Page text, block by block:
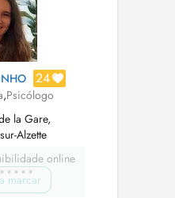
24
,Psicólogo
la Gare,
Alzette
online
marcar